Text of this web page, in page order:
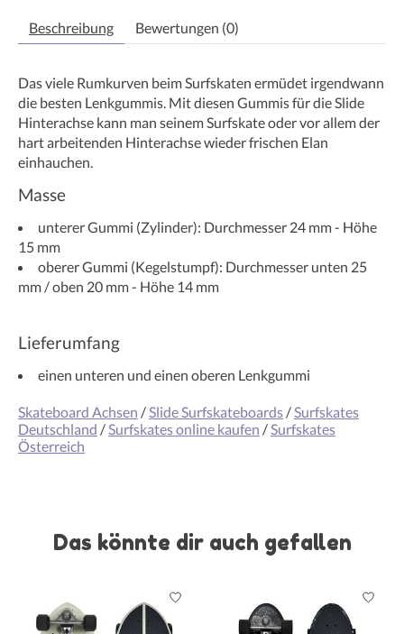
Beschreibung Bewertungen (0)
Das viele Rumkurven beim Surfskaten ermüdet irgendwann
die besten Lenkgummis. Mit diesen Gummis für die Slide
Hinterachse kann man seinem Surfskate oder vor allem der
hart arbeitenden Hinterachse wieder frischen Elan
einhauchen.
Masse
unterer Gummi (Zylinder): Durchmesser 24 mm - Höhe
15 mm
oberer Gummi (Kegelstumpf): Durchmesser unten 25
mm / oben 20 mm - Höhe 14 mm
Lieferumfang
einen unteren und einen oberen Lenkgummi
Skateboard Achsen / Slide Surfskateboards / Surfskates
Deutschland / Surfskates online kaufen / Surfskates
Österreich
Das könnte dir auch gefallen
Produkt-Karussell-Artikel